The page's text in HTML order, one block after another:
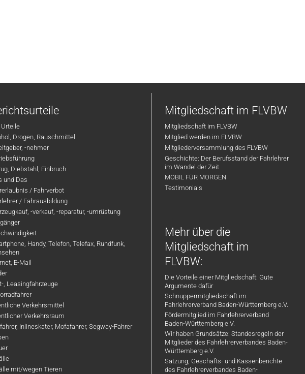
Urteile
Drogen, Rauschmittel
-nehmer
Diebstahl, Einbruch
und Das
/ Fahrverbot
/ Fahrausbildung
-verkauf, -reparatur, -umrüstung
Handy, Telefon, Telefax, Rundfunk,
E-Mail
, Leasingfahrzeuge
Verkehrsmittel
Verkehrsraum
Inlineskater, Mofafahrer, Segway-Fahrer
mit/wegen Tieren
Mitgliedschaft im FLVBW
Mitgliedschaft im FLVBW
Mitglied werden im FLVBW
Mitgliederversammlung des FLVBW
Geschichte: Der Berufsstand der Fahrlehrer
im Wandel der Zeit
MOBIL FÜR MORGEN
Testimonials
Mehr über die
Mitgliedschaft im
FLVBW:
Die Vorteile einer Mitgliedschaft: Gute
Argumente dafür
Schnuppermitgliedschaft im
Fahrlehrerverband Baden-Württemberg e.V.
Fördermitglied im Fahrlehrerverband
Baden-Württemberg e.V.
Wir haben Grundsätze: Standesregeln der
Mitglieder des Fahrlehrerverbandes Baden-
Württemberg e.V.
Satzung, Geschäfts- und Kassenberichte
des Fahrlehrerverbandes Baden-